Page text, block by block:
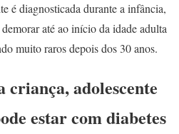
é diagnosticada durante a infância,
até ao início da idade adulta
muito raros depois dos 30 anos.
criança, adolescente
estar com diabetes